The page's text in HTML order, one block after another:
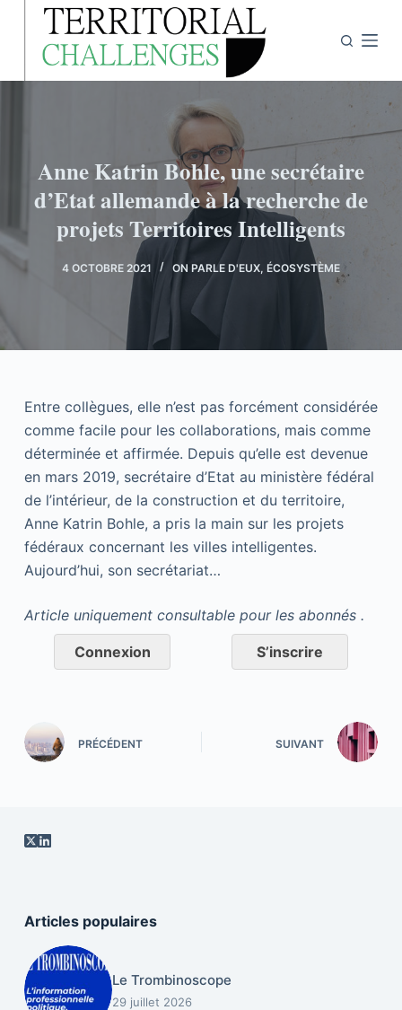
u
Anne Katrin Bohle, une secrétaire
d’Etat allemande à la recherche de
projets Territoires Intelligents
4 OCTOBRE 2021 ON PARLE D'EUX, ÉCOSYSTÈME
Entre collègues, elle n’est pas forcément considérée
comme facile pour les collaborations, mais comme
déterminée et affirmée. Depuis qu’elle est devenue
en mars 2019, secrétaire d’Etat au ministère fédéral
de l’intérieur, de la construction et du territoire,
Anne Katrin Bohle, a pris la main sur les projets
fédéraux concernant les villes intelligentes.
Aujourd’hui, son secrétariat…
Article uniquement consultable pour les abonnés .
Connexion S’inscrire
PRÉCÉDENT SUIVANT
Articles populaires
Le Trombinoscope
29 juillet 2026